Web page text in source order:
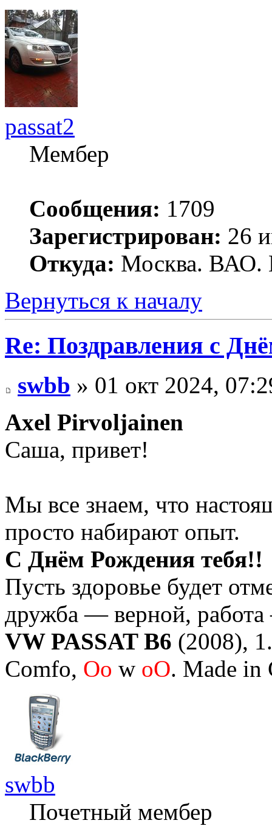
passat2
Мембер
Сообщения: 1709
Зарегистрирован: 26
Откуда: Москва. ВАО.
Вернуться к началу
Re: Поздравления с
swbb » 01 окт 2024,
Axel Pirvoljainen
Саша, привет!
Мы все знаем, что
просто набирают опыт.
С Днём Рождения тебя!!
Пусть здоровье будет
дружба — верной,
VW PASSAT B6 (2008),
Comfo, Oo w oO. Made in
swbb
Почетный мембер